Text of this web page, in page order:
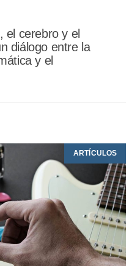
el cerebro y el
diálogo entre la
y el
ARTÍCULOS